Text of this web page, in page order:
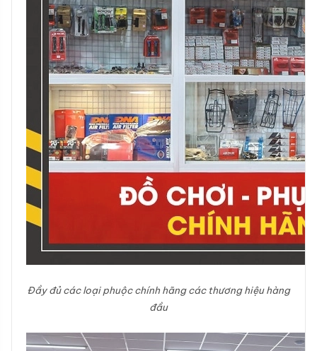
Đầy đủ các loại phuộc chính hãng các thương hiệu hàng
đầu